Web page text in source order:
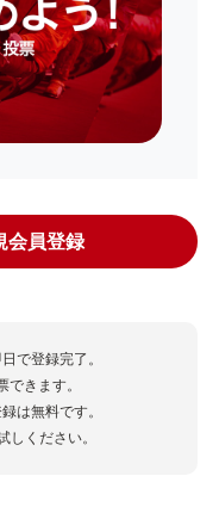
会員登録
で登録完了。
できます。
は無料です。
しください。